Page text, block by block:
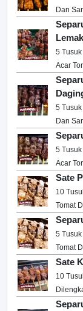
Dan
Lemak
5
Acar
5
Dan
5
Acar
Sate
10
Tomat
5
Tomat
Sate
10